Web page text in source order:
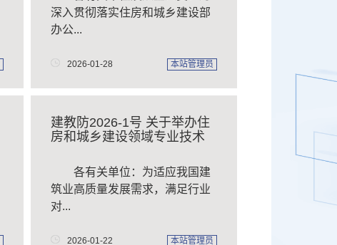
深入贯彻落实住房和城乡建设部
办公...
2026-01-28 本站管理员
建教防2026-1号 关于举办住
房和城乡建设领域专业技术
​ 各有关单位：为适应我国建
筑业高质量发展需求，满足行业
对...
2026-01-22 本站管理员